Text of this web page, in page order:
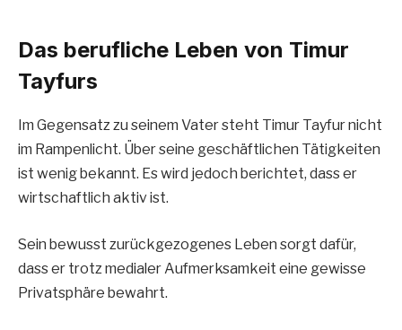
Das berufliche Leben von Timur
Tayfurs
Im Gegensatz zu seinem Vater steht Timur Tayfur nicht
im Rampenlicht. Über seine geschäftlichen Tätigkeiten
ist wenig bekannt. Es wird jedoch berichtet, dass er
wirtschaftlich aktiv ist.
Sein bewusst zurückgezogenes Leben sorgt dafür,
dass er trotz medialer Aufmerksamkeit eine gewisse
Privatsphäre bewahrt.